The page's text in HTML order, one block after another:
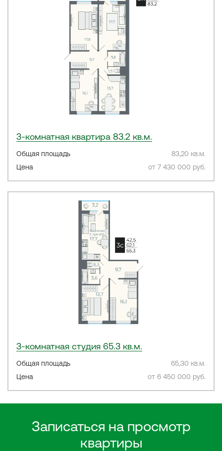
3-комнатная квартира 83.2 кв.м.
Общая площадь
83,20 кв.м.
Цена
от 7 430 000 руб.
3-комнатная студия 65.3 кв.м.
Общая площадь
65,30 кв.м.
Цена
от 6 450 000 руб.
Записаться на просмотр
квартиры